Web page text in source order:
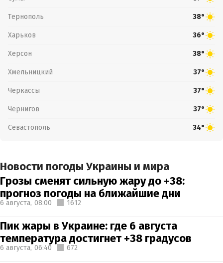
Тернополь 38°
Харьков 36°
Херсон 38°
Хмельницкий 37°
Черкассы 37°
Чернигов 37°
Севастополь 34°
Новости погоды Украины и мира
Грозы сменят сильную жару до +38:
прогноз погоды на ближайшие дни
6 августа, 08:00 1612
Пик жары в Украине: где 6 августа
температура достигнет +38 градусов
6 августа, 06:40 672